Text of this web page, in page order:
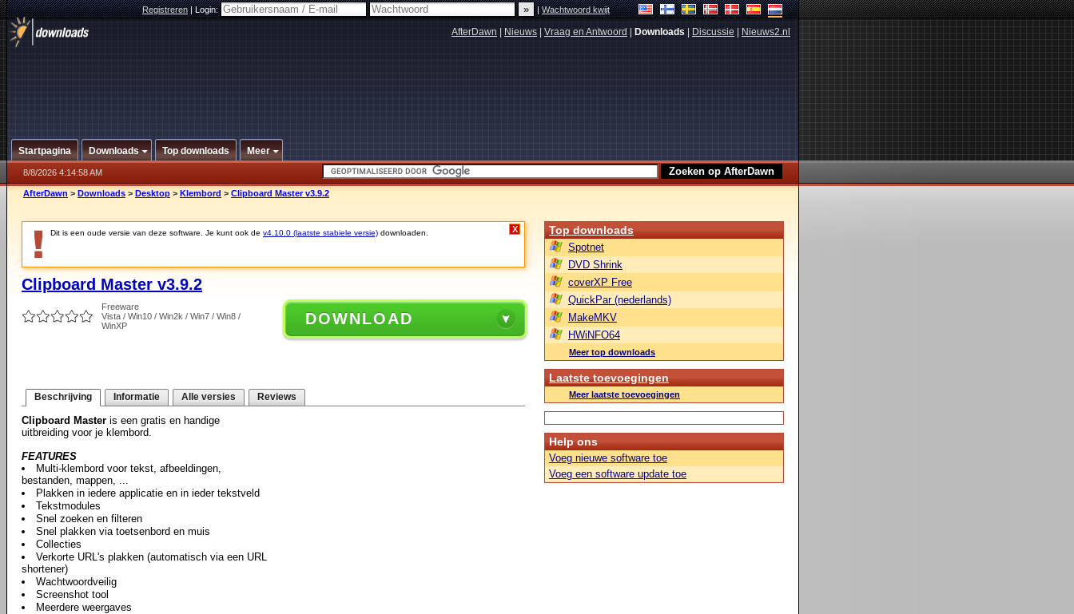
Registreren|Login: |Wachtwoord kwijt
AfterDawn Nieuws Vraag en Antwoord Downloads Discussie Nieuws2.nl
Startpagina Downloads Top downloads Meer
8/8/2026 4:14:58 AM
AfterDawn > Downloads > Desktop > Klembord > Clipboard Master v3.9.2
Dit is een oude versie van deze software. Je kunt ook de v4.10.0 (laatste stabiele versie) downloaden. X
Clipboard Master v3.9.2
Freeware
Vista / Win10 / Win2k / Win7 / Win8 /
WinXP
DOWNLOAD
Beschrijving Informatie Alle versies Reviews
Clipboard Master is een gratis en handige
uitbreiding voor je klembord.
FEATURES
Multi-klembord voor tekst, afbeeldingen,
bestanden, mappen, ...
Plakken in iedere applicatie en in ieder tekstveld
Tekstmodules
Snel zoeken en filteren
Snel plakken via toetsenbord en muis
Collecties
Verkorte URL's plakken (automatisch via een URL
shortener)
Wachtwoordveilig
Screenshot tool
Meerdere weergaves
Top downloads
Spotnet
DVD Shrink
coverXP Free
QuickPar (nederlands)
MakeMKV
HWiNFO64
Meer top downloads
Laatste toevoegingen
Meer laatste toevoegingen
Help ons
Voeg nieuwe software toe
Voeg een software update toe